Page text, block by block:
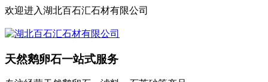
欢迎进入湖北百石汇石材有限公司
天然鹅卵石一站式服务